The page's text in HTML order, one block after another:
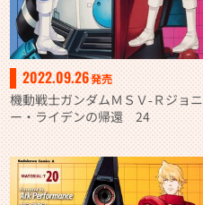
2022.09.26発売
機動戦士ガンダムＭＳＶ‐Ｒジョニ
ー・ライデンの帰還 24